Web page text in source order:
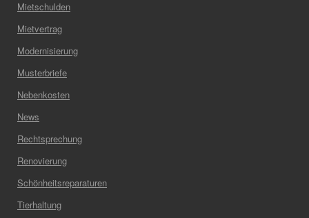
Mietschulden
Mietvertrag
Modernisierung
Musterbriefe
Nebenkosten
News
Rechtsprechung
Renovierung
Schönheitsreparaturen
Tierhaltung